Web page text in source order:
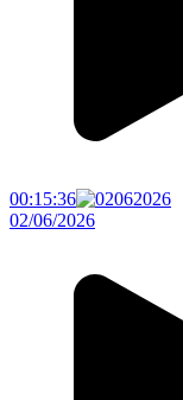
00:15:36
02/06/2026